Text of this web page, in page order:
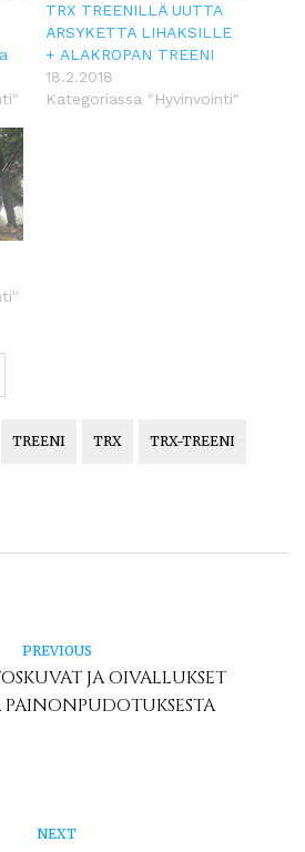
TRX TREENILLÄ UUTTA
ÄRSYKETTÄ LIHAKSILLE
+ ALAKROPAN TREENI
18.2.2018
Kategoriassa "Hyvinvointi"
TREENI TRX TRX-TREENI
PREVIOUS
JA OIVALLUKSET
PAINONPUDOTUKSESTA
NEXT